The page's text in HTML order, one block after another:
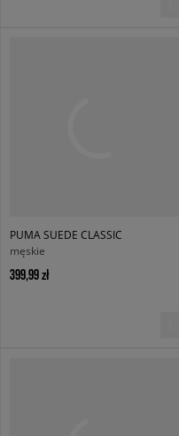
PUMA SUEDE CLASSIC
męskie
399,99 zł